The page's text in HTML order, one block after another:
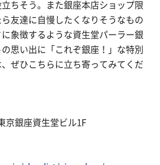
ちそう。また銀座本店ショップ限
友達に自慢したくなりそうなもの
象徴するような資生堂パーラー銀
思い出に「これぞ銀座！」な特別
ぜひこちらに立ち寄ってみてくだ
京銀座資生堂ビル1F